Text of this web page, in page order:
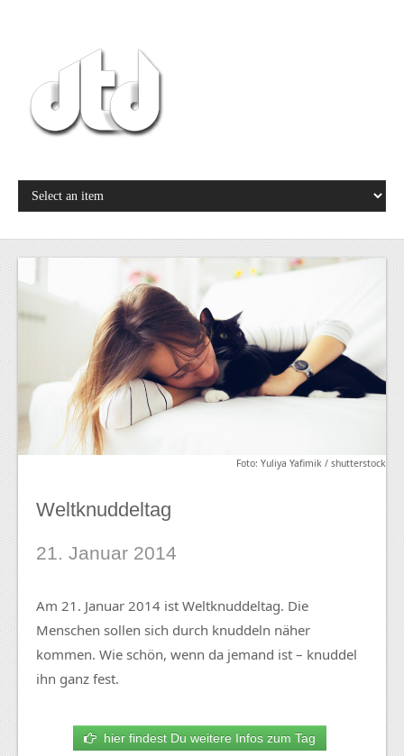
Foto: Yuliya Yafimik / shutterstock
Weltknuddeltag
21. Januar 2014
Am 21. Januar 2014 ist Weltknuddeltag. Die
Menschen sollen sich durch knuddeln näher
kommen. Wie schön, wenn da jemand ist – knuddel
ihn ganz fest.
hier findest Du weitere Infos zum Tag